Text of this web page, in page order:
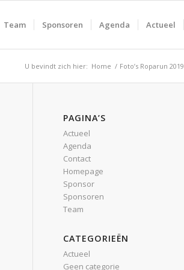
Team Sponsoren Agenda Actueel
U bevindt zich hier: Home / Foto’s Roparun 2019
PAGINA’S
Actueel
Agenda
Contact
Homepage
Sponsor
Sponsoren
Team
CATEGORIEËN
Actueel
Geen categorie